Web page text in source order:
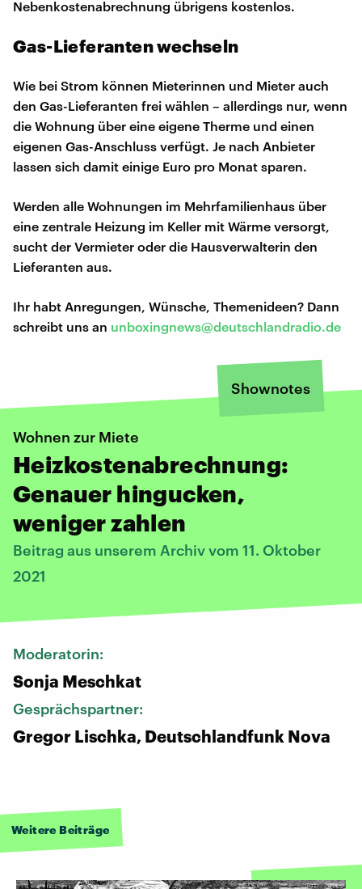
Nebenkostenabrechnung übrigens kostenlos.
Gas-Lieferanten wechseln
Wie bei Strom können Mieterinnen und Mieter auch
den Gas-Lieferanten frei wählen – allerdings nur, wenn
die Wohnung über eine eigene Therme und einen
eigenen Gas-Anschluss verfügt. Je nach Anbieter
lassen sich damit einige Euro pro Monat sparen.
Werden alle Wohnungen im Mehrfamilienhaus über
eine zentrale Heizung im Keller mit Wärme versorgt,
sucht der Vermieter oder die Hausverwalterin den
Lieferanten aus.
Ihr habt Anregungen, Wünsche, Themenideen? Dann
schreibt uns an unboxingnews@deutschlandradio.de
Shownotes
Wohnen zur Miete
Heizkostenabrechnung:
Genauer hingucken,
weniger zahlen
Beitrag aus unserem Archiv vom 11. Oktober
2021
Moderatorin:
Sonja Meschkat
Gesprächspartner:
Gregor Lischka, Deutschlandfunk Nova
Weitere Beiträge